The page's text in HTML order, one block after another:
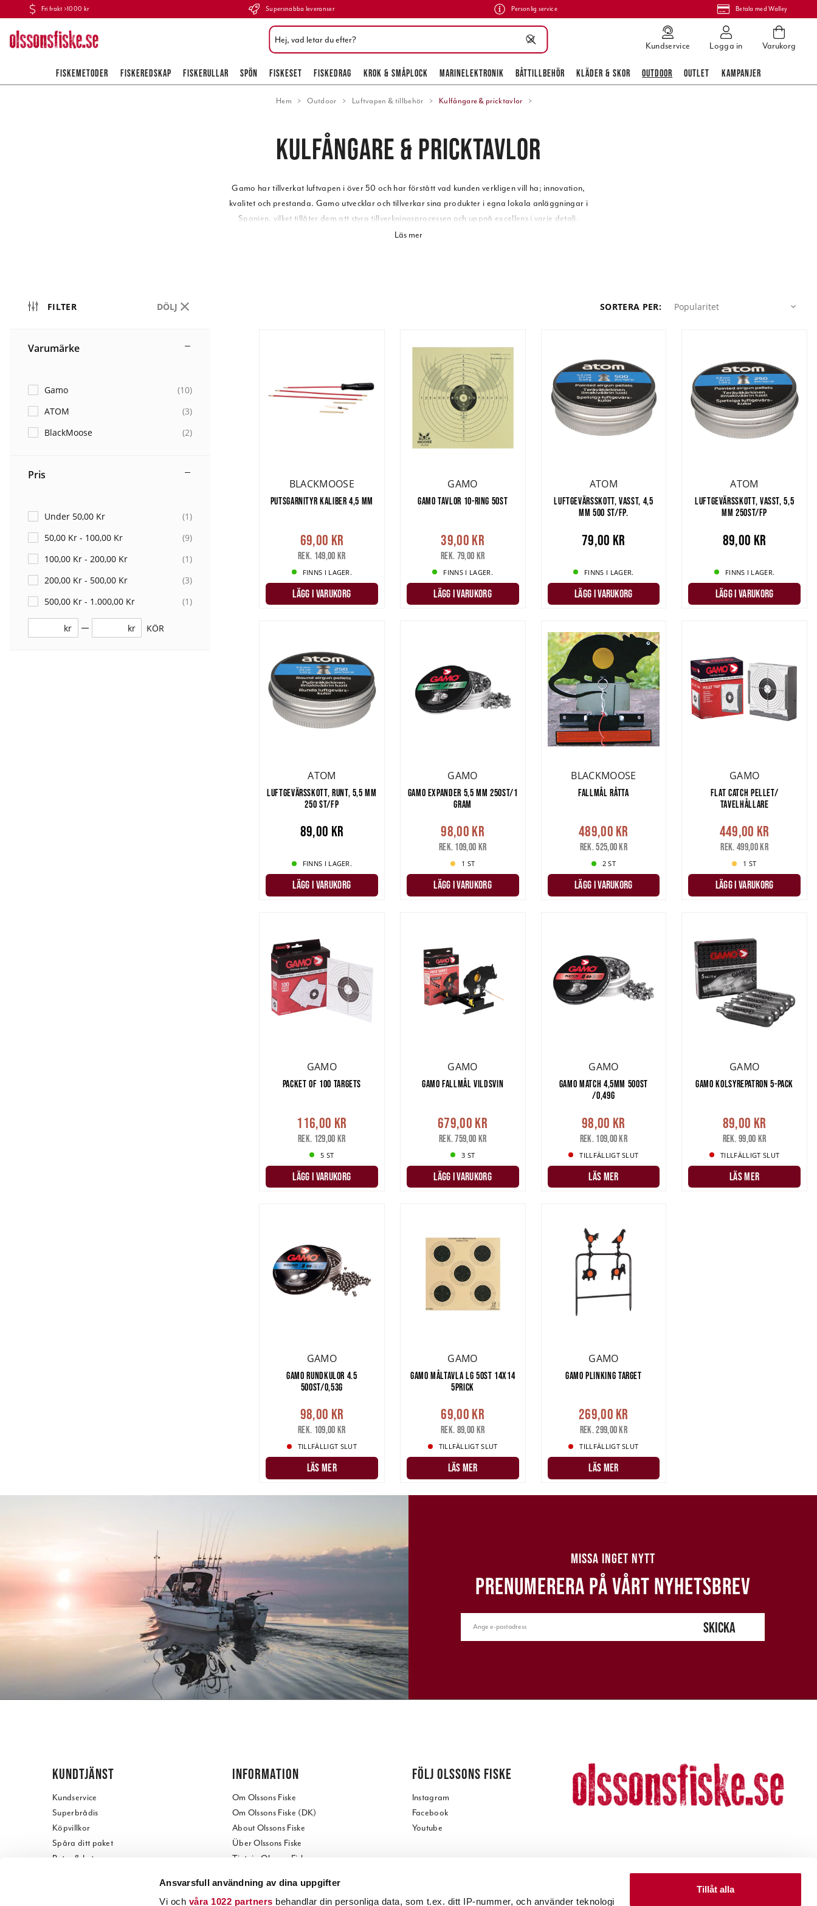
Ansvarsfull användning av dina uppgifter
Vi och våra 1022 partners behandlar din personliga data, som t.ex. ditt IP-nummer, och använder teknologi
Tillåt alla
Fri frakt >1000 kr Supersnabba leveranser Personlig service Betala med Walley
Kundservice Logga in Varukorg
FISKEMETODER FISKEREDSKAP FISKERULLAR SPÖN FISKESET FISKEDRAG KROK & SMÅPLOCK MARINELEKTRONIK BÅTTILLBEHÖR KLÄDER & SKOR OUTDOOR OUTLET KAMPANJER
Hem Outdoor Luftvapen & tillbehör Kulfångare & pricktavlor
KULFÅNGARE & PRICKTAVLOR
Gamo har tillverkat luftvapen i över 50 och har förstått vad kunden verkligen vill ha; innovation,
kvalitet och prestanda. Gamo utvecklar och tillverkar sina produkter i egna lokala anläggningar i
Spanien, vilket tillåter dem att styra tillverkningsprocessen och uppnå excellens i varje detalj.
Läs mer
FILTER DÖLJ
Varumärke
Gamo (10)
ATOM
(3)
BlackMoose
(2)
Pris
Under 50,00 Kr (1)
50,00 Kr - 100,00 Kr
(9)
100,00 Kr - 200,00 Kr
(1)
200,00 Kr - 500,00 Kr
(3)
500,00 Kr - 1.000,00 Kr
(1)
kr kr KÖR
SORTERA PER: Popularitet
Popularitet
BLACKMOOSE
PUTSGARNITYR KALIBER 4,5 MM
69,00 kr
Rek. 149,00 kr
FINNS I LAGER.
LÄGG I VARUKORG
GAMO
GAMO TAVLOR 10-RING 50ST
39,00 kr
Rek. 79,00 kr
FINNS I LAGER.
LÄGG I VARUKORG
ATOM
LUFTGEVÄRSSKOTT, VASST, 4,5
MM 500 ST/FP.
79,00 kr
FINNS I LAGER.
LÄGG I VARUKORG
ATOM
LUFTGEVÄRSSKOTT, VASST, 5,5
MM 250ST/FP
89,00 kr
FINNS I LAGER.
LÄGG I VARUKORG
ATOM
LUFTGEVÄRSSKOTT, RUNT, 5,5 MM
250 ST/FP
89,00 kr
FINNS I LAGER.
LÄGG I VARUKORG
GAMO
GAMO EXPANDER 5,5 MM 250ST/1
GRAM
98,00 kr
Rek. 109,00 kr
1 ST
LÄGG I VARUKORG
BLACKMOOSE
FALLMÅL RÅTTA
489,00 kr
Rek. 525,00 kr
2 ST
LÄGG I VARUKORG
GAMO
FLAT CATCH PELLET/
TAVELHÅLLARE
449,00 kr
Rek. 499,00 kr
1 ST
LÄGG I VARUKORG
GAMO
PACKET OF 100 TARGETS
116,00 kr
Rek. 129,00 kr
5 ST
LÄGG I VARUKORG
GAMO
GAMO FALLMÅL VILDSVIN
679,00 kr
Rek. 759,00 kr
3 ST
LÄGG I VARUKORG
GAMO
GAMO MATCH 4,5MM 500ST
/0,49G
98,00 kr
Rek. 109,00 kr
TILLFÄLLIGT SLUT
LÄS MER
GAMO
GAMO KOLSYREPATRON 5-PACK
89,00 kr
Rek. 99,00 kr
TILLFÄLLIGT SLUT
LÄS MER
GAMO
GAMO RUNDKULOR 4.5
500ST/0,53G
98,00 kr
Rek. 109,00 kr
TILLFÄLLIGT SLUT
LÄS MER
GAMO
GAMO MÅLTAVLA LG 50ST 14X14
5PRICK
69,00 kr
Rek. 89,00 kr
TILLFÄLLIGT SLUT
LÄS MER
GAMO
GAMO PLINKING TARGET
269,00 kr
Rek. 299,00 kr
TILLFÄLLIGT SLUT
LÄS MER
MISSA INGET NYTT
PRENUMERERA PÅ VÅRT NYHETSBREV
SKICKA
KUNDTJÄNST
Kundservice
Superbrådis
Köpvillkor
Spåra ditt paket
Retur & byte
INFORMATION
Om Olssons Fiske
Om Olssons Fiske (DK)
About Olssons Fiske
Über Olssons Fiske
Tietoja Olssons Fiske
Besök vår butik
Visit our store
FÖLJ OLSSONS FISKE
Instagram
Facebook
Youtube